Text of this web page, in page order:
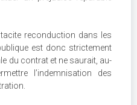
tacite reconduction dans les
est donc strictement
du contrat et ne saurait, au-
l’indemnisation des